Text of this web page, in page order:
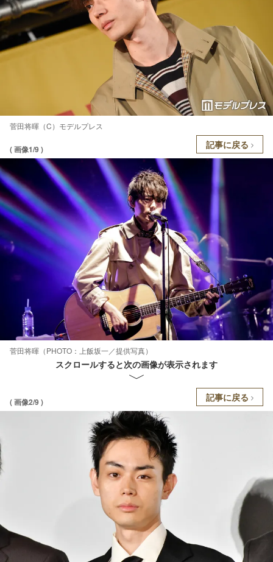
菅田将暉（C）モデルプレス
( 画像1/9 ) 記事に戻る
菅田将暉（PHOTO：上飯坂一／提供写真）
スクロールすると次の画像が表示されます
( 画像2/9 ) 記事に戻る